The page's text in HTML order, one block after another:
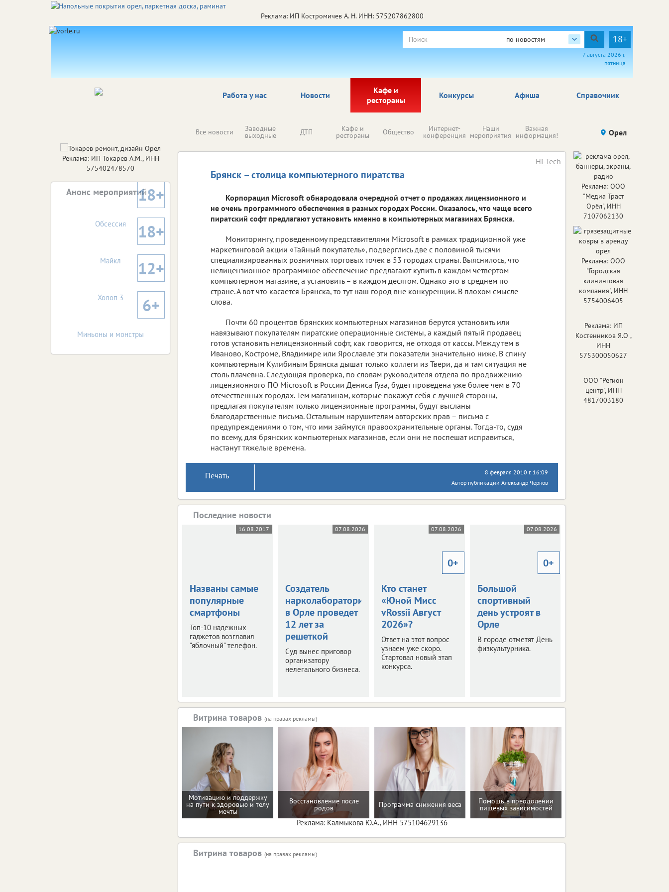
Реклама: ИП Костромичев А. Н. ИНН: 575207862800
по новостям 18+
7 августа 2026 г.
пятница
Работа у нас Новости
Кафе и
рестораны
Афиша Справочник
Конкурсы
Все новости Заводные
выходные ДТП Кафе и
рестораны Общество Интернет-
конференция
Наши
мероприятия
Важная
информация! Происшествия Здоровье
Орел
Брянск – столица компьютерного пиратства
Hi-Tech
Корпорация Microsoft обнародовала очередной отчет о продажах лицензионного и
не очень программного обеспечения в разных городах России. Оказалось, что чаще всего
пиратский софт предлагают установить именно в компьютерных магазинах Брянска.
Мониторингу, проведенному представителями Microsoft в рамках традиционной уже
маркетинговой акции «Тайный покупатель», подверглись две с половиной тысячи
специализированных розничных торговых точек в 53 городах страны. Выяснилось, что
нелицензионное программное обеспечение предлагают купить в каждом четвертом
компьютерном магазине, а установить – в каждом десятом. Однако это в среднем по
стране. А вот что касается Брянска, то тут наш город вне конкуренции. В плохом смысле
слова.
Почти 60 процентов брянских компьютерных магазинов берутся установить или
навязывают покупателям пиратские операционные системы, а каждый пятый продавец
готов установить нелицензионный софт, как говорится, не отходя от кассы. Между тем в
Иваново, Костроме, Владимире или Ярославле эти показатели значительно ниже. В спину
компьютерным Кулибиным Брянска дышат только коллеги из Твери, да и там ситуация не
столь плачевна. Следующая проверка, по словам руководителя отдела по продвижению
лицензионного ПО Microsoft в России Дениса Гуза, будет проведена уже более чем в 70
отечественных городах. Тем магазинам, которые покажут себя с лучшей стороны,
предлагая покупателям только лицензионные программы, будут высланы
благодарственные письма. Остальным нарушителям авторских прав – письма с
предупреждениями о том, что ими займутся правоохранительные органы. Тогда-то, судя
по всему, для брянских компьютерных магазинов, если они не поспешат исправиться,
настанут тяжелые времена.
Печать
8 февраля 2010 г. 16:09
Автор публикации Александр Чернов
Последние новости
16.08.2017
Названы самые
популярные
смартфоны
Топ-10 надежных
гаджетов возглавил
"яблочный" телефон.
07.08.2026
Создатель
нарколаборатории
в Орле проведет
12 лет за
решеткой
Суд вынес приговор
организатору
нелегального бизнеса.
07.08.2026
0+
Кто станет
«Юной Мисс
vRossii Август
2026»?
Ответ на этот вопрос
узнаем уже скоро.
Стартовал новый этап
конкурса.
07.08.2026
0+
Большой
спортивный
день устроят в
Орле
В городе отметят День
физкультурника.
Витрина товаров (на правах рекламы)
Мотивацию и поддержку
на пути к здоровью и телу
мечты
Восстановление после
родов Программа снижения веса Помощь в преодолении
пищевых зависимостей
Реклама: Калмыкова Ю.А., ИНН 575104629136
Витрина товаров (на правах рекламы)
Реклама: ИП Токарев А.М., ИНН
575402478570
Анонс мероприятий18+
Обсессия 18+
Майкл 12+
Холоп 3 6+
Миньоны и монстры
Реклама: ООО
"Медиа Траст
Орёл", ИНН
7107062130
Реклама: ООО
"Городская
клининговая
компания", ИНН
5754006405
Реклама: ИП
Костенников Я.О ,
ИНН
575300050627
ООО "Регион
центр", ИНН
4817003180